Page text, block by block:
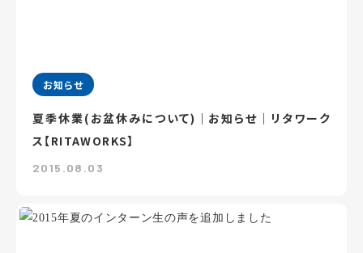
お知らせ
夏季休業(お盆休みについて)｜お知らせ｜リタワーク
ス【RITAWORKS】
2015.08.03